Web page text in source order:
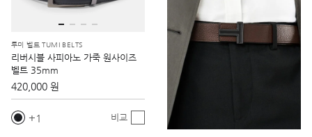
투미 벨트 TUMI BELTS
리버시블 사피아노 가죽 원사이즈
벨트 35mm
420,000 원
1 비교